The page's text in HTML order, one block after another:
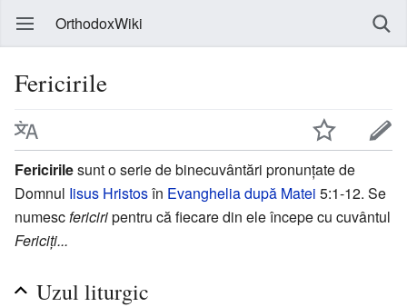
OrthodoxWiki
Fericirile
Fericirilesunt o serie de binecuvântări pronunțate de
Domnul Iisus Hristosîn Evanghelia după Matei 5:1-12. Se
numesc fericiripentru că fiecare din ele începe cu cuvântul
Fericiți...
Uzul liturgic